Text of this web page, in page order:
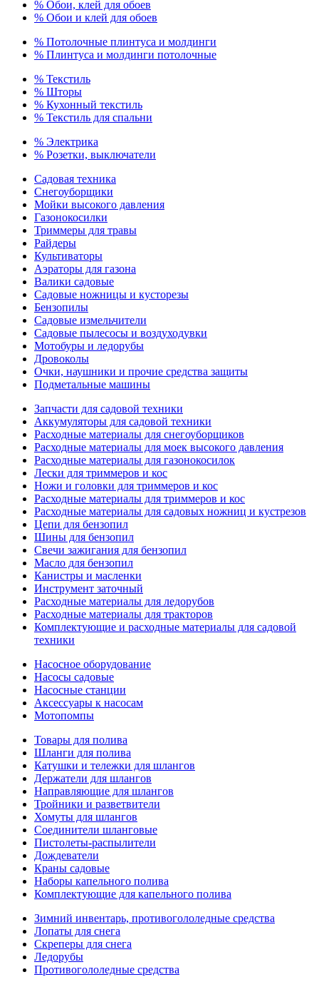
% Обои, клей для обоев
% Обои и клей для обоев
% Потолочные плинтуса и молдинги
% Плинтуса и молдинги потолочные
% Текстиль
% Шторы
% Кухонный текстиль
% Текстиль для спальни
% Электрика
% Розетки, выключатели
Садовая техника
Снегоуборщики
Мойки высокого давления
Газонокосилки
Триммеры для травы
Райдеры
Культиваторы
Аэраторы для газона
Валики садовые
Садовые ножницы и кусторезы
Бензопилы
Садовые измельчители
Садовые пылесосы и воздуходувки
Мотобуры и ледорубы
Дровоколы
Очки, наушники и прочие средства защиты
Подметальные машины
Запчасти для садовой техники
Аккумуляторы для садовой техники
Расходные материалы для снегоуборщиков
Расходные материалы для моек высокого давления
Расходные материалы для газонокосилок
Лески для триммеров и кос
Ножи и головки для триммеров и кос
Расходные материалы для триммеров и кос
Расходные материалы для садовых ножниц и кустрезов
Цепи для бензопил
Шины для бензопил
Свечи зажигания для бензопил
Масло для бензопил
Канистры и масленки
Инструмент заточный
Расходные материалы для ледорубов
Расходные материалы для тракторов
Комплектующие и расходные материалы для садовой
техники
Насосное оборудование
Насосы садовые
Насосные станции
Аксессуары к насосам
Мотопомпы
Товары для полива
Шланги для полива
Катушки и тележки для шлангов
Держатели для шлангов
Направляющие для шлангов
Тройники и разветвители
Хомуты для шлангов
Соединители шланговые
Пистолеты-распылители
Дождеватели
Краны садовые
Наборы капельного полива
Комплектующие для капельного полива
Зимний инвентарь, противогололедные средства
Лопаты для снега
Скреперы для снега
Ледорубы
Противогололедные средства